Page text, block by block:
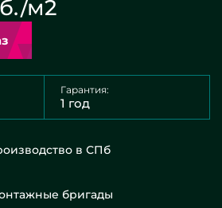
м2
Гарантия:
1 год
в СПб
бригады